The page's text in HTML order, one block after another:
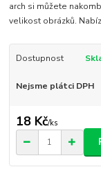
arch si můžete
velikost obrázků.
Dostupnost
Nejsme plátci DPH
18 Kč/ks